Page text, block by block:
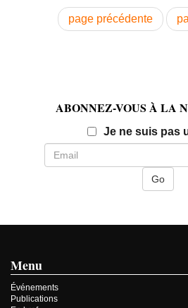
page précédente
ABONNEZ-VOUS À LA
Je ne suis pas
Menu
Événements
Publications